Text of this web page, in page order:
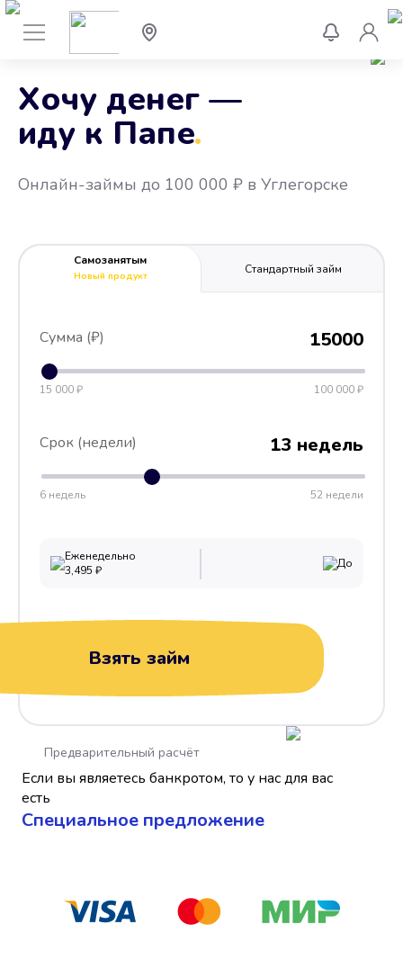
Хочу денег —
иду к Папе
.
Онлайн-займы до 100 000 ₽ в Углегорске
Самозанятым
Новый продукт
Стандартный займ
Сумма (₽) 15000
15 000 ₽ 100 000 ₽
Срок (недели) 13 недель
6 недель 52 недели
Еженедельно
3,495 ₽ До
Взять займ
Если вы являетесь банкротом, то у нас для вас
есть
Cпециальное предложение
Предварительный расчёт